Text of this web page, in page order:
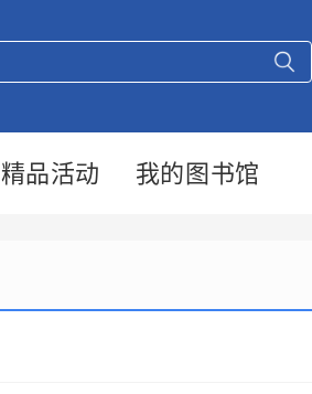
精品活动 我的图书馆